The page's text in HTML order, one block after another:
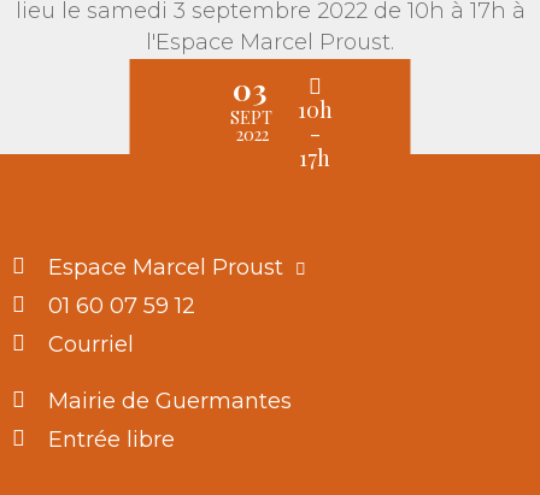
lieu le samedi 3 septembre 2022 de 10h à 17h à
l'Espace Marcel Proust.
03
SEPT
2022
10h
-
17h
Espace Marcel Proust
01 60 07 59 12
Courriel
Mairie de Guermantes
Entrée libre